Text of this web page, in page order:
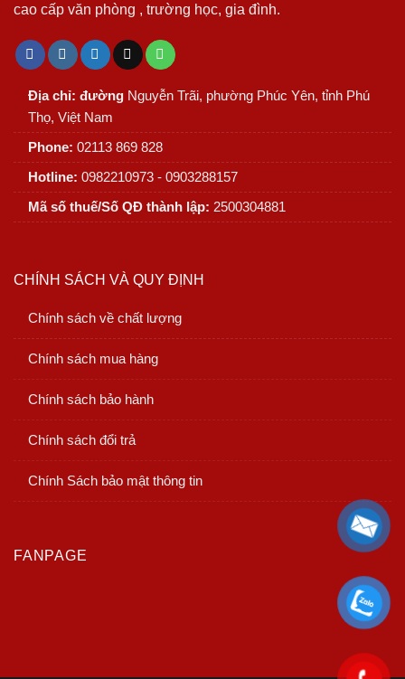
cao cấp văn phòng , trường học, gia đình.
Địa chỉ: đường Nguyễn Trãi, phường Phúc Yên, tỉnh Phú
Thọ, Việt Nam
Phone: 02113 869 828
Hotline: 0982210973 - 0903288157
Mã số thuế/Số QĐ thành lập: 2500304881
CHÍNH SÁCH VÀ QUY ĐỊNH
Chính sách về chất lượng
Chính sách mua hàng
Chính sách bảo hành
Chính sách đổi trả
Chính Sách bảo mật thông tin
FANPAGE